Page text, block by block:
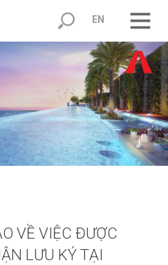
EN
VỀ VIỆC ĐƯỢC
LƯU KÝ TẠI